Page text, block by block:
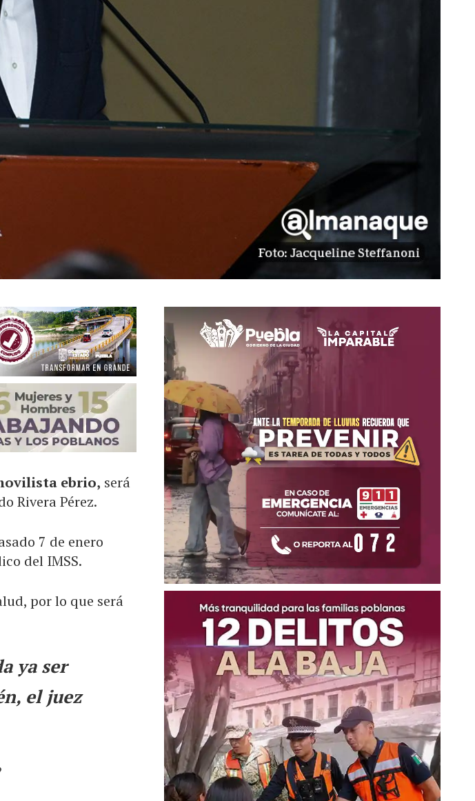
ebrio, será
Rivera Pérez.
7 de enero
del IMSS.
por lo que será
ya ser
el juez